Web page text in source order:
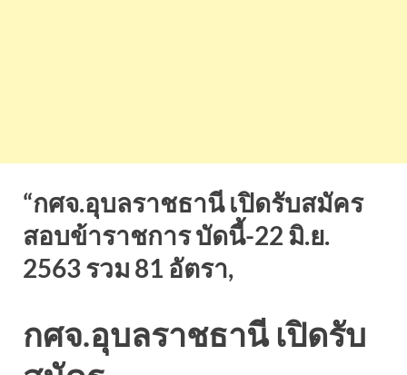
“กศจ.อุบลราชธานี เปิดรับสมัคร
สอบข้าราชการ บัดนี้-22 มิ.ย.
2563 รวม 81 อัตรา,
กศจ.อุบลราชธานี เปิดรับ